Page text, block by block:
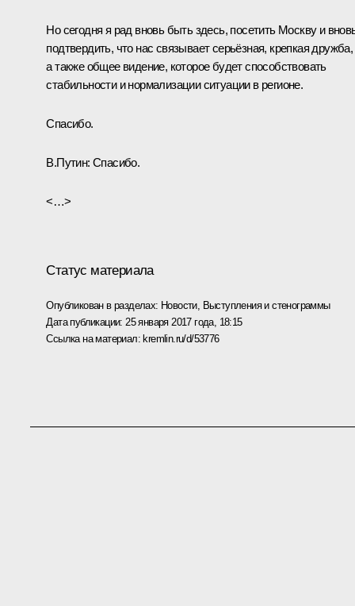
Но сегодня я рад вновь быть здесь, посетить Москву и
подтвердить, что нас связывает серьёзная, крепкая дружба,
а также общее видение, которое будет способствовать
стабильности и нормализации ситуации в регионе.
Спасибо.
В.Путин: Спасибо.
<…>
Статус материала
Опубликован в разделах: Новости, Выступления и стенограммы
Дата публикации: 25 января 2017 года, 18:15
Ссылка на материал: kremlin.ru/d/53776